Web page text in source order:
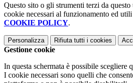
Questo sito o gli strumenti terzi da
cookie necessari al funzionamento ed
COOKIE POLICY.
Personalizza Rifiuta tutti i cookies
Gestione cookie
In questa schermata è possibile scegliere
I cookie necessari sono quelli che